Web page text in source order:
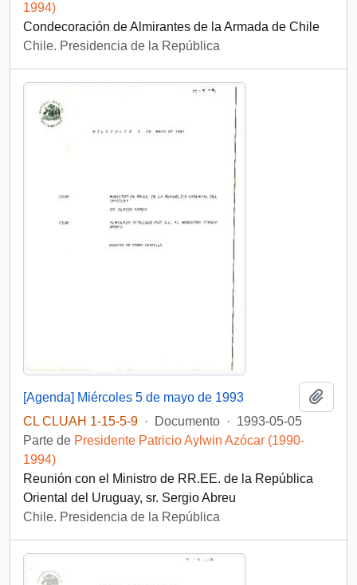
1994)
Condecoración de Almirantes de la Armada de Chile
Chile. Presidencia de la República
[Agenda] Miércoles 5 de mayo de 1993
CL CLUAH 1-15-5-9 · Documento · 1993-05-05
Parte de Presidente Patricio Aylwin Azócar (1990-
1994)
Reunión con el Ministro de RR.EE. de la República
Oriental del Uruguay, sr. Sergio Abreu
Chile. Presidencia de la República